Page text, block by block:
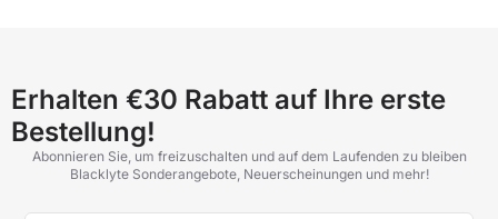
Erhalten €30 Rabatt auf Ihre erste
Bestellung!
Abonnieren Sie, um freizuschalten und auf dem Laufenden zu bleiben
Blacklyte Sonderangebote, Neuerscheinungen und mehr!